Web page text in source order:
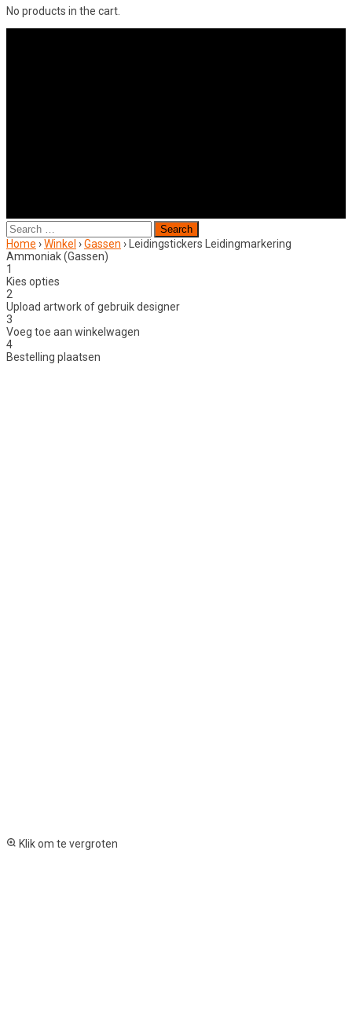
No products in the cart.
Search
for:
Home ›Winkel ›Gassen › Leidingstickers Leidingmarkering
Ammoniak (Gassen)
1
Kies opties
2
Upload artwork of gebruik designer
3
Voeg toe aan winkelwagen
4
Bestelling plaatsen
Klik om te vergroten